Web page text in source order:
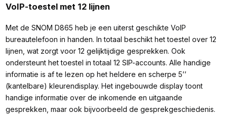
VoIP-toestel met 12 lijnen
Met de SNOM D865 heb je een uiterst geschikte VoIP
bureautelefoon in handen. In totaal beschikt het toestel over 12
lijnen, wat zorgt voor 12 gelijktijdige gesprekken. Ook
ondersteunt het toestel in totaal 12 SIP-accounts. Alle handige
informatie is af te lezen op het heldere en scherpe 5’’
(kantelbare) kleurendisplay. Het ingebouwde display toont
handige informatie over de inkomende en uitgaande
gesprekken, maar ook bijvoorbeeld de gesprekgeschiedenis.